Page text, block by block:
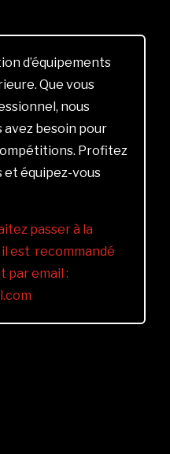
d’équipements
Que vous
nous
avez besoin pour
Profitez
et équipez-vous
passer à la
il est recommandé
par email :